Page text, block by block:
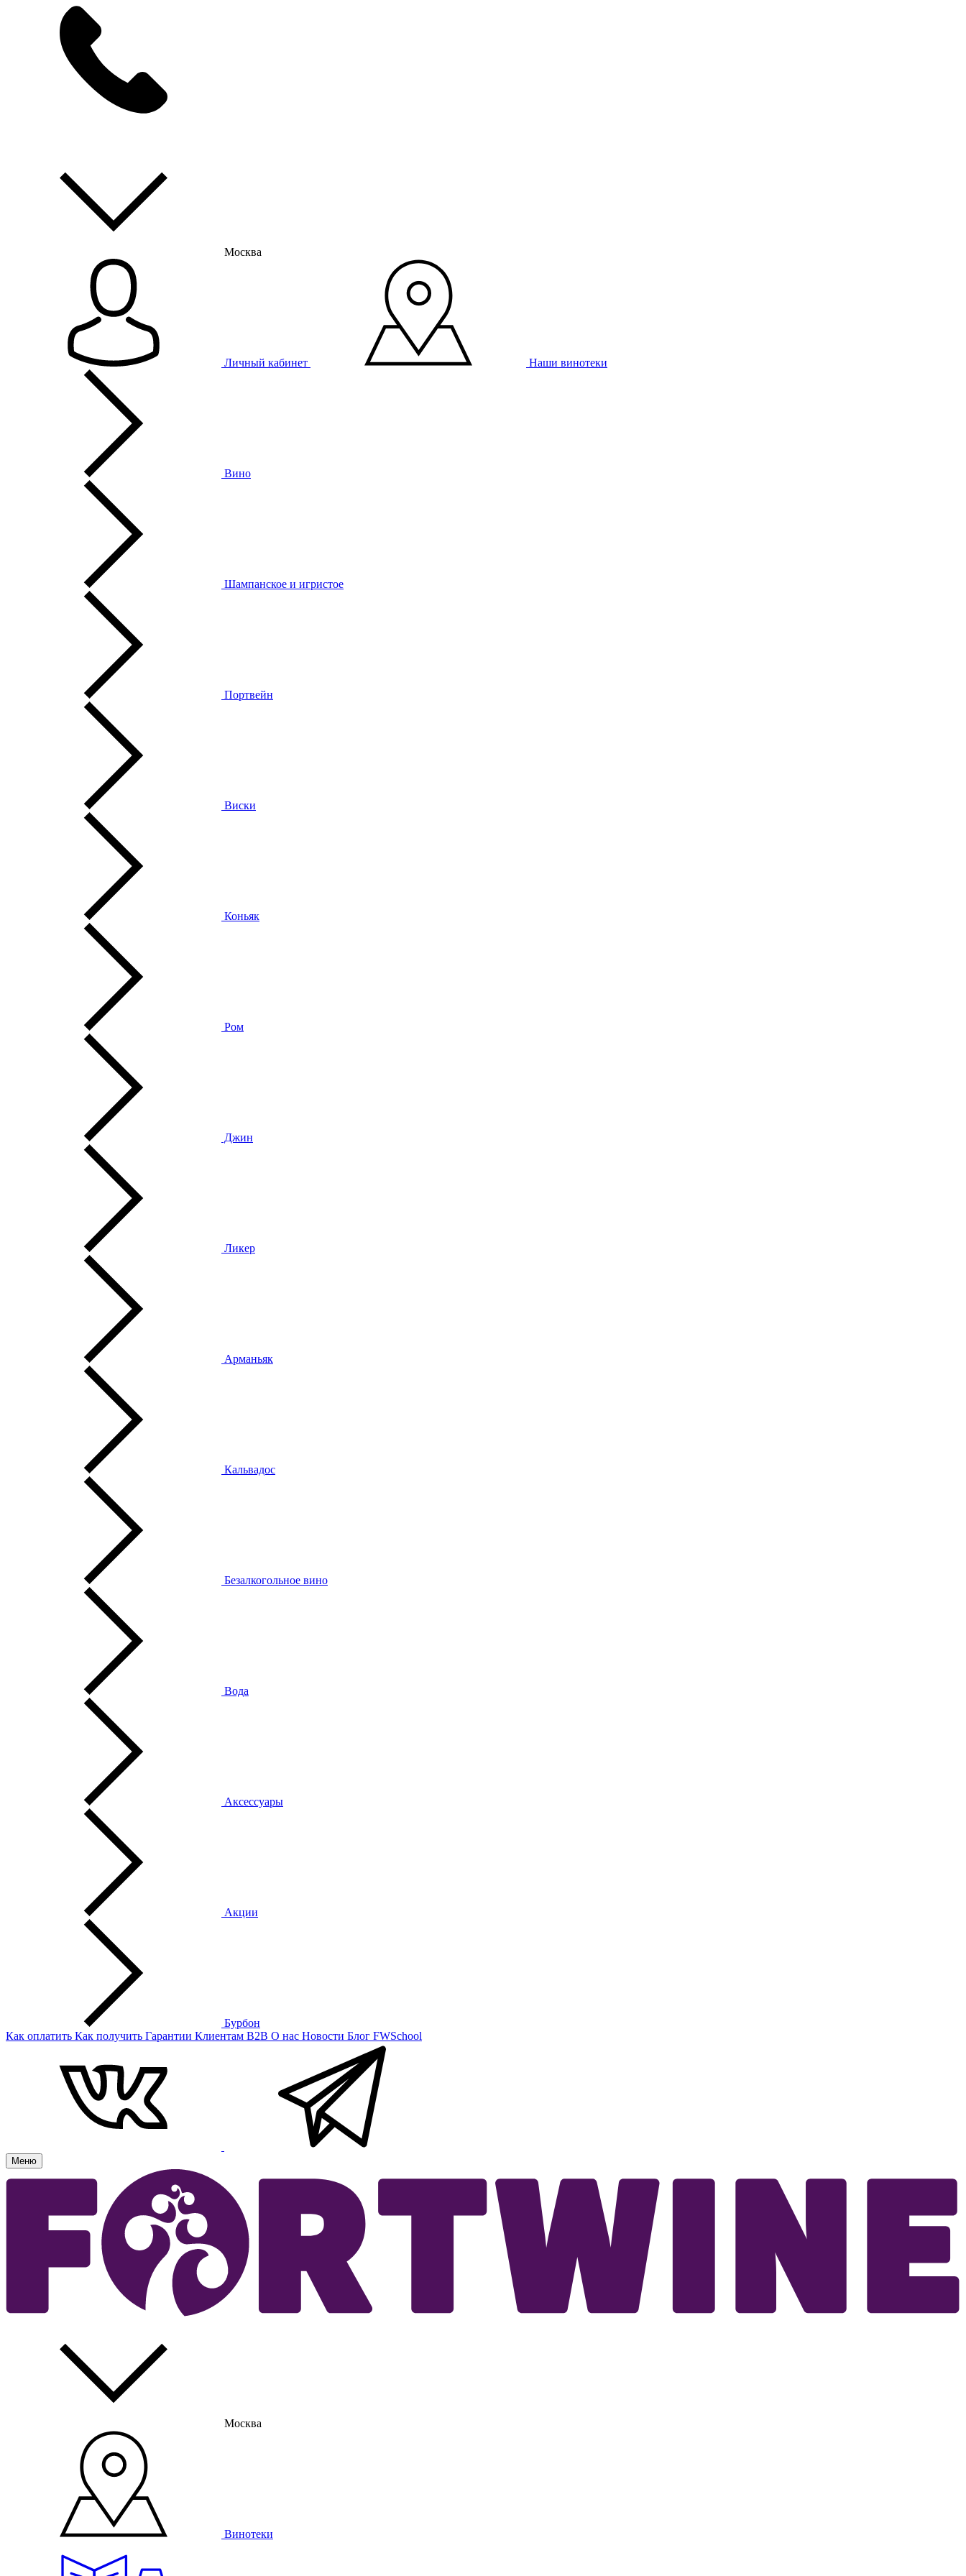
Москва
Личный кабинет Наши винотеки
Вино
Шампанское и игристое
Портвейн
Виски
Коньяк
Ром
Джин
Ликер
Арманьяк
Кальвадос
Безалкогольное вино
Вода
Аксессуары
Акции
Бурбон
Как оплатить Как получить Гарантии Клиентам B2B О нас Новости Блог FWSchool
Меню
Москва
Винотеки